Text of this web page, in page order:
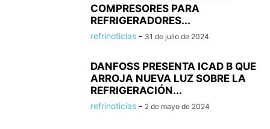
COMPRESORES PARA
REFRIGERADORES...
refrinoticias - 31 de julio de 2024
DANFOSS PRESENTA ICAD B QUE
ARROJA NUEVA LUZ SOBRE LA
REFRIGERACIÓN...
refrinoticias - 2 de mayo de 2024